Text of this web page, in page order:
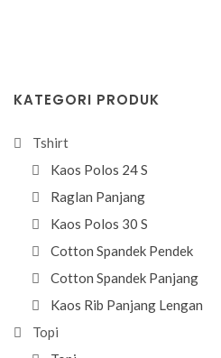
KATEGORI PRODUK
Tshirt
Kaos Polos 24 S
Raglan Panjang
Kaos Polos 30 S
Cotton Spandek Pendek
Cotton Spandek Panjang
Kaos Rib Panjang Lengan
Topi